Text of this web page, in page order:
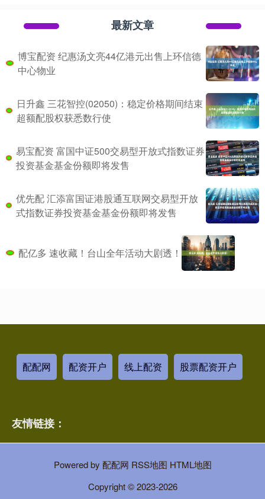
最新文章
博宝配资 纪惠汤文亮44亿港元出售上环信德
中心物业
日升鑫 三花智控(02050)：稳定价格期间结束
超额配股权获悉数行使
易宝配资 富国中证500交易型开放式指数证券
投资基金基金份额即将发售
优先配 汇添富国证港股通互联网交易型开放
式指数证券投资基金基金份额即将发售
配亿多 速收藏！台山全年活动大剧透！
配配网 配资开户 线上配资 股票配资开户
友情链接：
Powered by 配配网 RSS地图 HTML地图
Copyright© 2023-2026